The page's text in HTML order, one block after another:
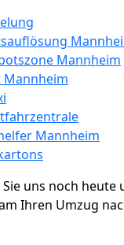
Mannheim
Mannheim
uns noch heute
Ihren Umzug